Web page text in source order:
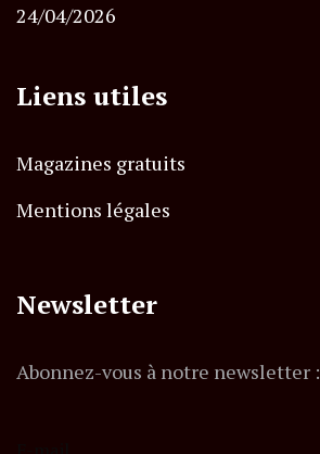
24/04/2026
Liens utiles
Magazines gratuits
Mentions légales
Newsletter
Abonnez-vous à notre newsletter :